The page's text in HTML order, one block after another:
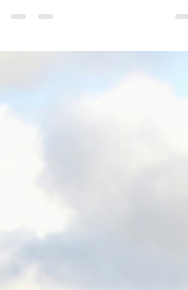
Vuelve Un abuelo, Un abrigo; una campaña
la Asociación Cristiana de Jóvenes junto a la
Sociedad Uruguaya de Gestión de Personas,